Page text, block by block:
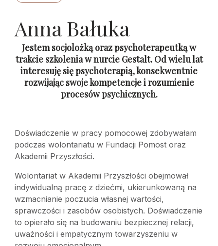
Anna Bałuka
Jestem socjolożką oraz psychoterapeutką w
trakcie szkolenia w nurcie Gestalt. Od wielu lat
interesuję się psychoterapią, konsekwentnie
rozwijając swoje kompetencje i rozumienie
procesów psychicznych.
Doświadczenie w pracy pomocowej zdobywałam
podczas wolontariatu w Fundacji Pomost oraz
Akademii Przyszłości.
Wolontariat w Akademii Przyszłości obejmował
indywidualną pracę z dziećmi, ukierunkowaną na
wzmacnianie poczucia własnej wartości,
sprawczości i zasobów osobistych. Doświadczenie
to opierało się na budowaniu bezpiecznej relacji,
uważności i empatycznym towarzyszeniu w